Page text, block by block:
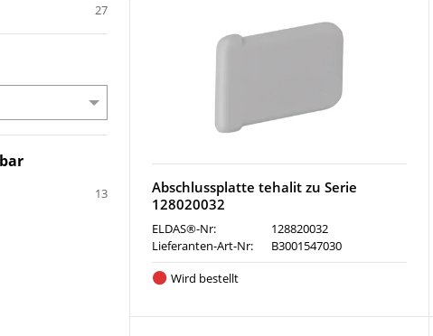
27
13
Abschlussplatte tehalit zu Serie
128020032
ELDAS®-Nr:
128820032
Lieferanten-Art-Nr:
B3001547030
Wird bestellt